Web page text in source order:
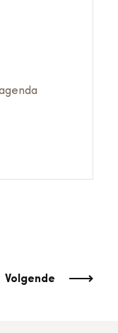
Volgende